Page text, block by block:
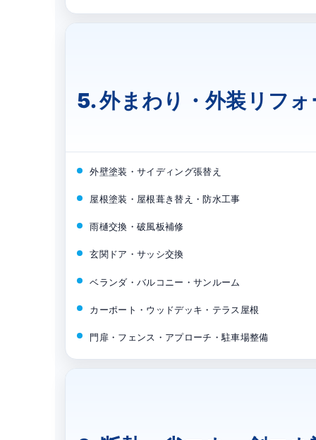
5. 外まわり・外装リフ
外壁塗装・サイディング張替え
屋根塗装・屋根葺き替え・防水工事
雨樋交換・破風板補修
玄関ドア・サッシ交換
ベランダ・バルコニー・サンルーム
カーポート・ウッドデッキ・テラス屋根
門扉・フェンス・アプローチ・駐車場整備